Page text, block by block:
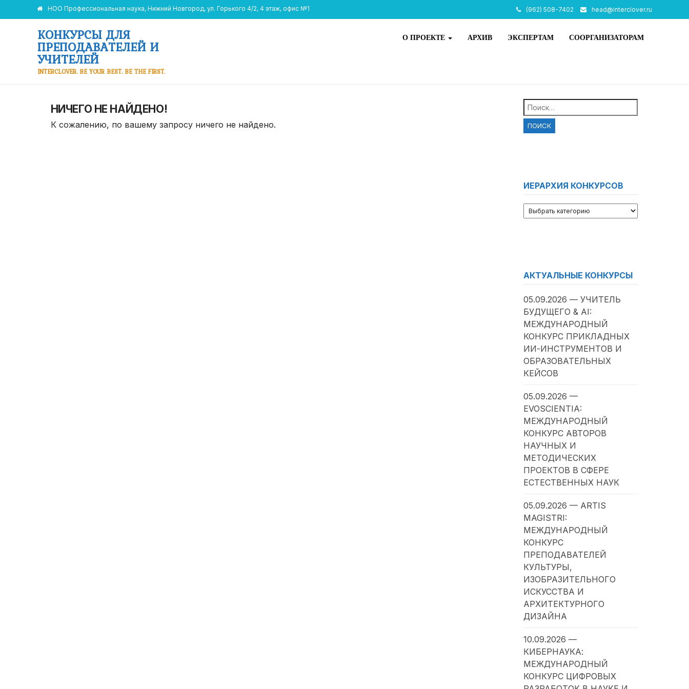
НОО Профессиональная наука, Нижний Новгород, ул. Горького 4/2, 4 этаж, офис №1 (962) 508-7402 head@interclover.ru
КОНКУРСЫ ДЛЯ
ПРЕПОДАВАТЕЛЕЙ И
УЧИТЕЛЕЙ
INTERCLOVER. BE YOUR BEST. BE THE FIRST.
О ПРОЕКТЕ АРХИВ ЭКСПЕРТАМ СООРГАНИЗАТОРАМ
НИЧЕГО НЕ НАЙДЕНО!
К сожалению, по вашему запросу ничего не найдено.
Найти:
ИЕРАРХИЯ КОНКУРСОВ
АКТУАЛЬНЫЕ КОНКУРСЫ
05.09.2026 — УЧИТЕЛЬ
БУДУЩЕГО & AI:
МЕЖДУНАРОДНЫЙ
КОНКУРС ПРИКЛАДНЫХ
ИИ-ИНСТРУМЕНТОВ И
ОБРАЗОВАТЕЛЬНЫХ
КЕЙСОВ
05.09.2026 —
EVOSCIENTIA:
МЕЖДУНАРОДНЫЙ
КОНКУРС АВТОРОВ
НАУЧНЫХ И
МЕТОДИЧЕСКИХ
ПРОЕКТОВ В СФЕРЕ
ЕСТЕСТВЕННЫХ НАУК
05.09.2026 — ARTIS
MAGISTRI:
МЕЖДУНАРОДНЫЙ
КОНКУРС
ПРЕПОДАВАТЕЛЕЙ
КУЛЬТУРЫ,
ИЗОБРАЗИТЕЛЬНОГО
ИСКУССТВА И
АРХИТЕКТУРНОГО
ДИЗАЙНА
10.09.2026 —
КИБЕРНАУКА:
МЕЖДУНАРОДНЫЙ
КОНКУРС ЦИФРОВЫХ